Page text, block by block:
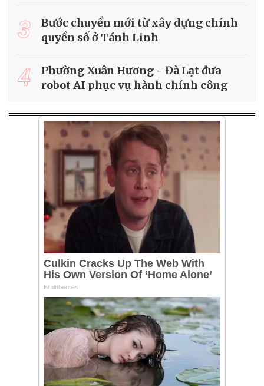
3
Bước chuyển mới từ xây dựng chính
quyền số ở Tánh Linh
4
Phường Xuân Hương - Đà Lạt đưa
robot AI phục vụ hành chính công